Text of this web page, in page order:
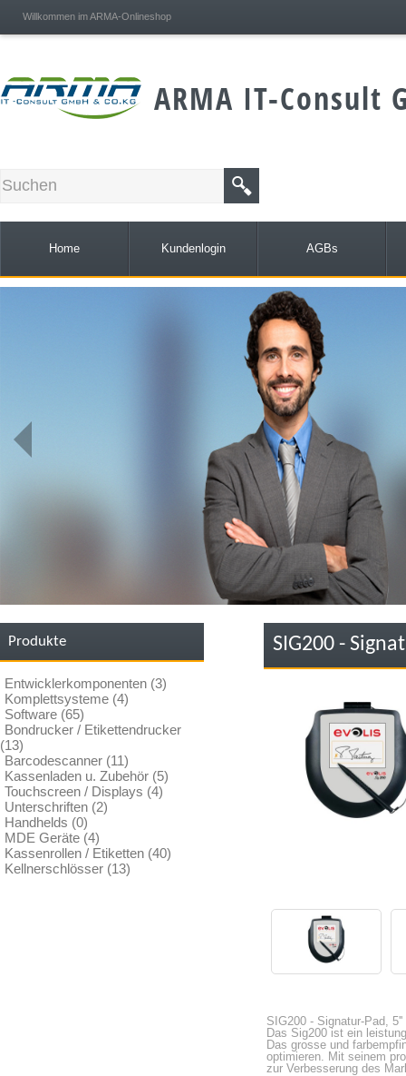
Willkommen im ARMA-Onlineshop
ARMA IT-Consult
Home Kundenlogin AGBs
Produkte
Entwicklerkomponenten (3)
Komplettsysteme (4)
Software (65)
Bondrucker / Etikettendrucker
(13)
Barcodescanner (11)
Kassenladen u. Zubehör (5)
Touchscreen / Displays (4)
Unterschriften (2)
Handhelds (0)
MDE Geräte (4)
Kassenrollen / Etiketten (40)
Kellnerschlösser (13)
SIG200 -
SIG200 - Signatur-Pad,
Das Sig200 ist ein
Das grosse und
optimieren. Mit seinem
zur Verbesserung des